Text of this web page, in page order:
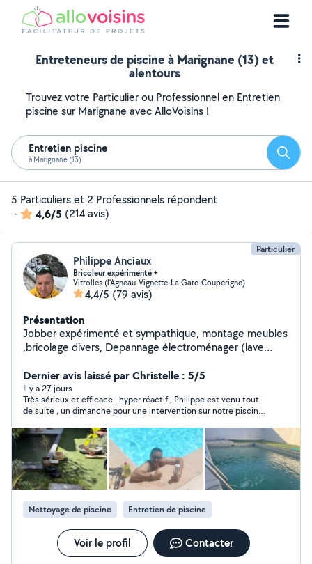
Entreteneurs de piscine à Marignane (13) et
alentours
Trouvez votre Particulier ou Professionnel en Entretien
piscine sur Marignane avec AlloVoisins !
Entretien piscine
à Marignane (13)
5 Particuliers et 2 Professionnels répondent
-
4,6/5 (214 avis)
Particulier
Philippe Anciaux
Bricoleur expérimenté +
Vitrolles (l'Agneau-Vignette-La Gare-Couperigne)
4,4/5 (79 avis)
Présentation
Jobber expérimenté et sympathique, montage meubles
,bricolage divers, Depannage électroménager (lave
débouchage évier , montage de meubles, pose tringle ,
pose four, lave vaisselle etc Également pisciniste de
formation ´ pour entretien bassin , filtre à sable , pompe,
entretien de jardin, platantation , pose grillage brise vue
, hésitez pas , tres expérimenté. Souvent disponible n
hésitez pas à poser vos questions Visitez mon profil=
travail au forfait
Dernier avis laissé par Christelle : 5/5
Il y a 27 jours
Très sérieux et efficace ..hyper réactif , Philippe est venu tout
de suite , un dimanche pour une intervention sur notre piscine
pouvez lui faire confiance a 100%
Nettoyage de piscine Entretien de piscine
Voir le profil Contacter